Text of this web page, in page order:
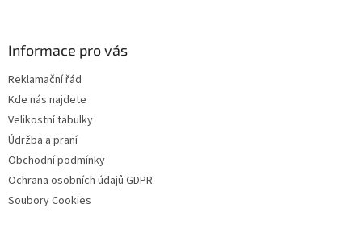
Informace pro vás
Reklamační řád
Kde nás najdete
Velikostní tabulky
Údržba a praní
Obchodní podmínky
Ochrana osobních údajů GDPR
Soubory Cookies